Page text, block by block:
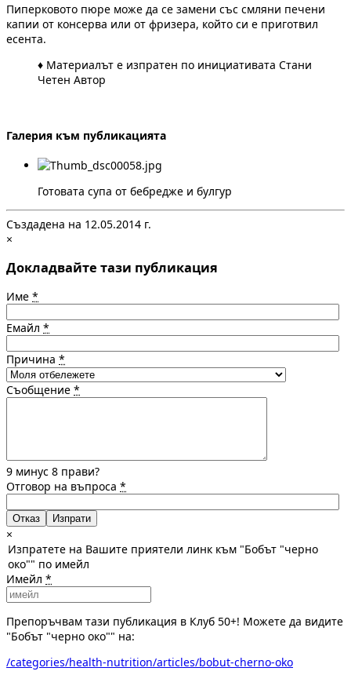
Пиперковото пюре може да се замени със смляни печени
капии от консерва или от фризера, който си е приготвил
есента.
♦ Материалът е изпратен по инициативата Стани
Четен Автор
Галерия към публикацията
Готовата супа от бебредже и булгур
Създадена на 12.05.2014 г.
×
Докладвайте тази публикация
Име *
Емайл *
Причина *
Съобщение *
9 минус 8 прави?
Отговор на въпроса *
Отказ
×
Изпратете на Вашите приятели линк към "Бобът "черно
око"" по имейл
Имейл *
Препоръчвам тази публикация в Клуб 50+! Можете да видите
"Бобът "черно око"" на:
/categories/health-nutrition/articles/bobut-cherno-oko